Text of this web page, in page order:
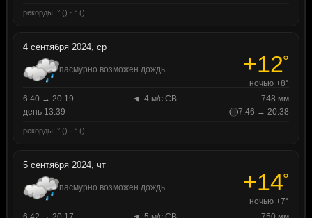
рекорды: ° () · ° ()
4 сентября 2024, ср
пасмурно возможен дождь +12°
ночью +8°
6:40 → 20:19
4 м/с СВ
748 мм
день 13:39
7:46 → 20:38
рекорды: ° () · ° ()
5 сентября 2024, чт
пасмурно возможен дождь +14°
ночью +7°